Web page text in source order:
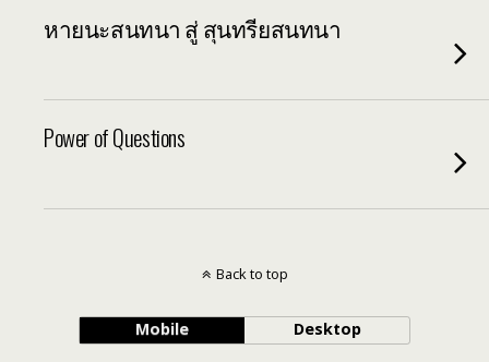
หายนะสนทนา สู่ สุนทรียสนทนา
Power of Questions
Back to top
Mobile Desktop